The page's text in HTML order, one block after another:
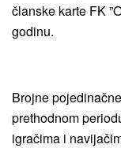
članske karte FK
godinu.
Brojne
prethodnom
igračima i